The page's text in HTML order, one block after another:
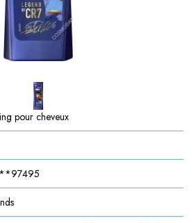
pour cheveux